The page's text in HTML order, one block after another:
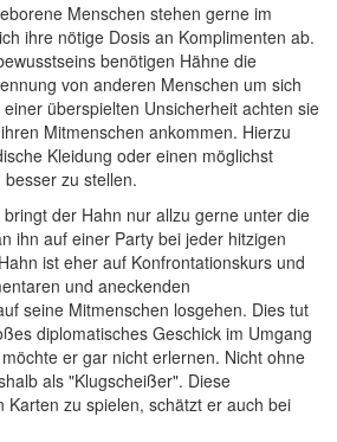
Menschen stehen gerne im
ihre nötige Dosis an Komplimenten ab.
benötigen Hähne die
von anderen Menschen um sich
überspielten Unsicherheit achten sie
Mitmenschen ankommen. Hierzu
Kleidung oder einen möglichst
zu stellen.
der Hahn nur allzu gerne unter die
ihn auf einer Party bei jeder hitzigen
ist eher auf Konfrontationskurs und
und aneckenden
seine Mitmenschen losgehen. Dies tut
diplomatisches Geschick im Umgang
er gar nicht erlernen. Nicht ohne
als "Klugscheißer". Diese
Karten zu spielen, schätzt er auch bei